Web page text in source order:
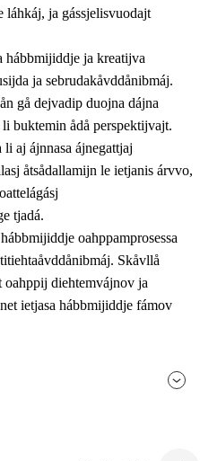
láhkáj, ja gássjelisvuodajt
ja kreatijva
ja sebrudakåvddånibmáj.
gå dejvadip duojna dájna
buktemin ådå perspektijvajt.
aj ájnnasa ájnegattjaj
åtsådallamijn le ietjanis árvvo,
tjadá.
oahppamprosessa
Skåvllå
oahppij diehtemvájnov ja
ietjasa hábbmijiddje fámov